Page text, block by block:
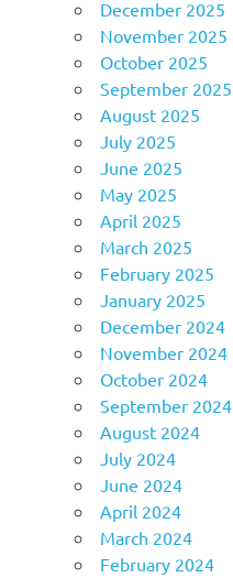
December 2025
November 2025
October 2025
September 2025
August 2025
July 2025
June 2025
May 2025
April 2025
March 2025
February 2025
January 2025
December 2024
November 2024
October 2024
September 2024
August 2024
July 2024
June 2024
April 2024
March 2024
February 2024